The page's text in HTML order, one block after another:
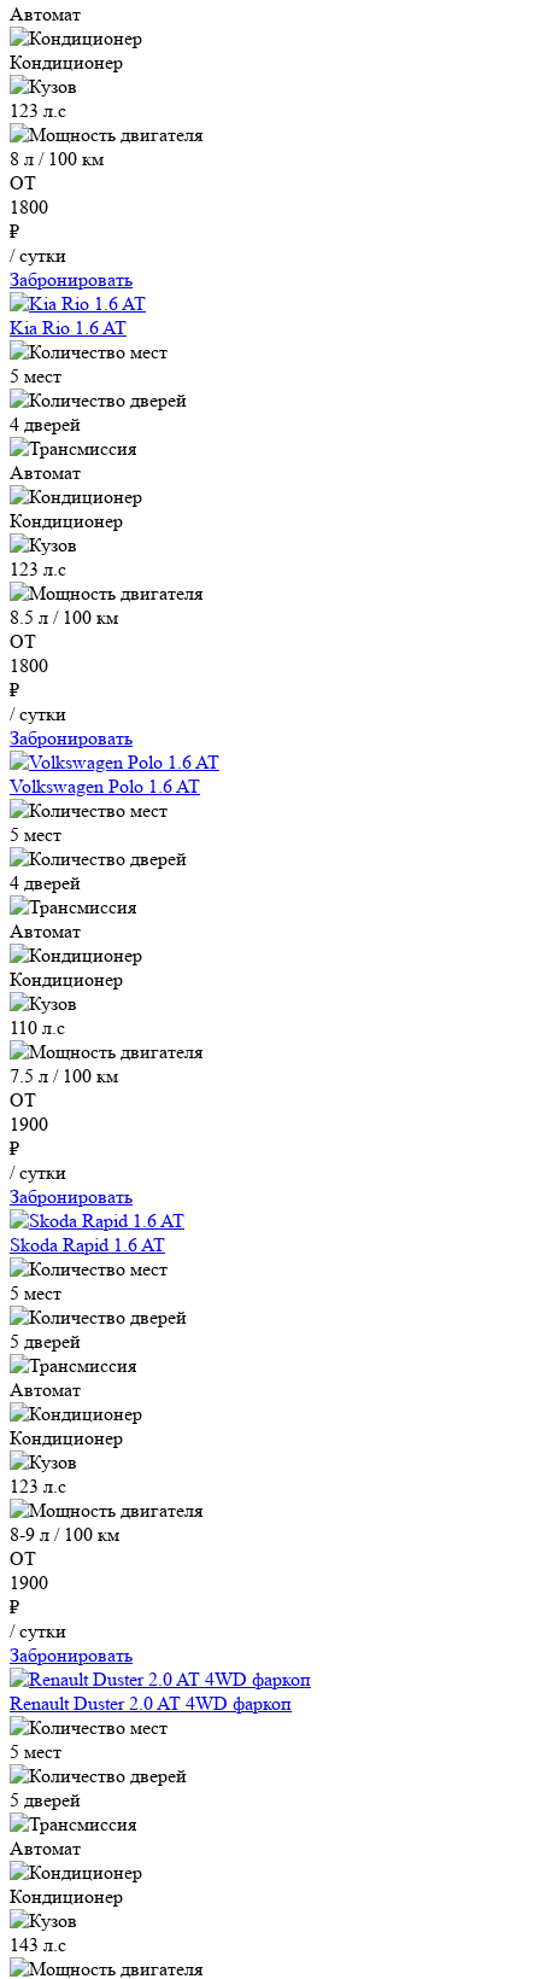
Автомат
Кондиционер
123 л.с
8 л / 100 км
ОТ
1800
₽
/ сутки
Забронировать
Kia Rio 1.6 AT
5 мест
4 дверей
Автомат
Кондиционер
123 л.с
8.5 л / 100 км
ОТ
1800
₽
/ сутки
Забронировать
Volkswagen Polo 1.6 AT
5 мест
4 дверей
Автомат
Кондиционер
110 л.с
7.5 л / 100 км
ОТ
1900
₽
/ сутки
Забронировать
Skoda Rapid 1.6 AT
5 мест
5 дверей
Автомат
Кондиционер
123 л.с
8-9 л / 100 км
ОТ
1900
₽
/ сутки
Забронировать
Renault Duster 2.0 AT 4WD фаркоп
5 мест
5 дверей
Автомат
Кондиционер
143 л.с